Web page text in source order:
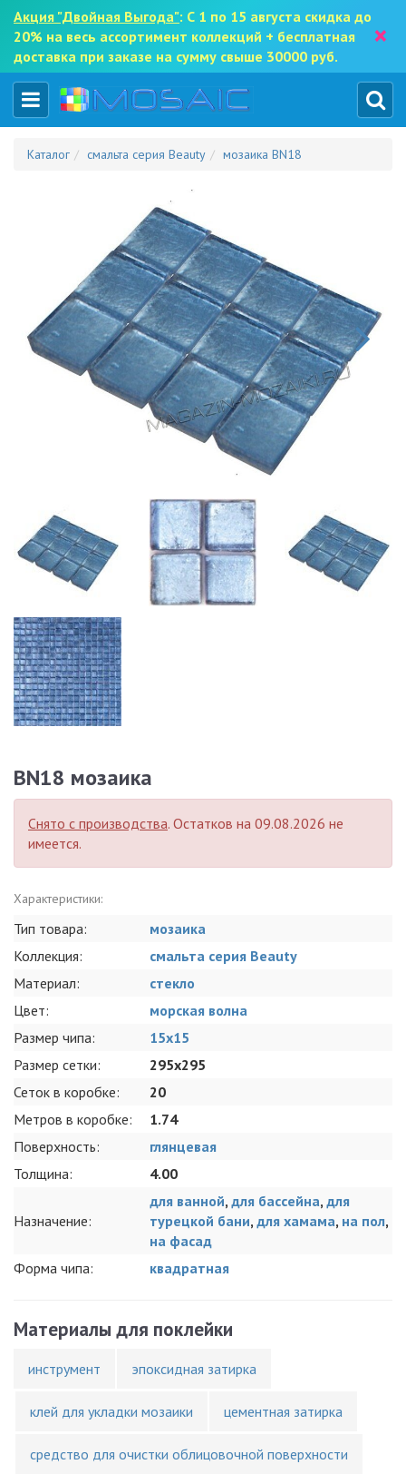
Акция "Двойная Выгода": С 1 по 15 августа скидка до
20% на весь ассортимент коллекций + бесплатная
доставка при заказе на сумму свыше 30000 руб.
×
Каталог смальта серия Beauty мозаика BN18
BN18 мозаика
Снято с производства. Остатков на 09.08.2026 не
имеется.
Характеристики:
Тип товара:
мозаика
Коллекция:
смальта серия Beauty
Материал:
стекло
Цвет:
морская волна
Размер чипа:
15x15
Размер сетки:
295x295
Сеток в коробке:
20
Метров в коробке:
1.74
Поверхность:
глянцевая
Толщина:
4.00
Назначение:
для ванной, для бассейна, для
турецкой бани, для хамама, на пол,
на фасад
Форма чипа:
квадратная
Материалы для поклейки
инструмент эпоксидная затирка
клей для укладки мозаики цементная затирка
средство для очистки облицовочной поверхности